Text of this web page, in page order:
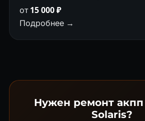
от15 000 ₽
Подробнее →
Нужен ремонт
Solaris?